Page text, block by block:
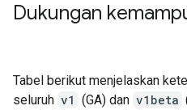
Dukungan
Tabel berikut menjelaskan
seluruh v1 (GA) dan v1beta